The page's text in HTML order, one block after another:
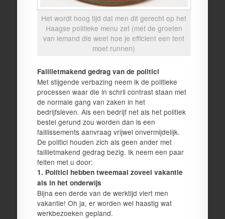
Het wordt hoog tijd dat men dit gerecht op het
Haagse politieke menu zet (met de groeten
van iemand die weet hoe je efficient een tent
moet runnen)
Faillietmakend gedrag van de politici
Met stijgende verbazing neem ik de politieke
processen waar die in schril contrast staan met
de normale gang van zaken in het
bedrijfsleven. Als een bedrijf net als het politiek
bestel gerund zou worden dan is een
faillissements aanvraag vrijwel onvermijdelijk.
De politici houden zich als geen ander met
faillietmakend gedrag bezig. Ik neem een paar
feiten met u door:
1. Politici hebben tweemaal zoveel vakantie
als in het onderwijs
Bijna een derde van de werktijd viert men
vakantie! Oh ja, er worden wel haastig wat
werkbezoeken gepland.